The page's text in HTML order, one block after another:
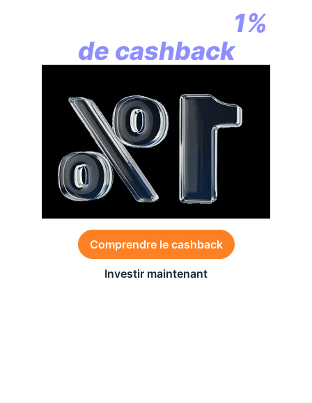
1%
de cashback
Comprendre le cashback
Investir maintenant